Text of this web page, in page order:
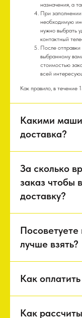
назначения, а
При
необходимую
нужно выбрать
контактный
После
выбранному
стоимостью
всей
Как правило, в течение
Какими
доставка?
За сколько
заказ чтобы
доставку?
лучше взять?
Как оплатить
Как